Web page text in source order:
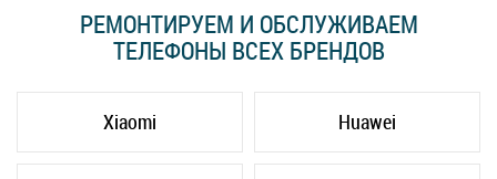
РЕМОНТИРУЕМ И ОБСЛУЖИВАЕМ
ТЕЛЕФОНЫ ВСЕХ БРЕНДОВ
Xiaomi Huawei